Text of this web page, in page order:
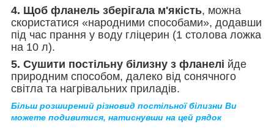
4. Щоб фланель зберігала м'якість, можна
скористатися «народними способами», додавши
під час прання у воду гліцерин (1 столова ложка
на 10 л).
5. Сушити постільну білизну з фланелі йде
природним способом, далеко від сонячного
світла та нагрівальних приладів.
Більш розширений різновид постільної білизни Ви
можете подивитися, натиснувши на цей рядок